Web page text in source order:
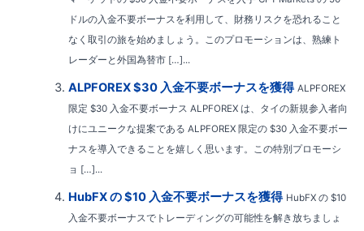
ドルの入金不要ボーナスを利用して、財務リスクを恐れること
なく取引の旅を始めましょう。このプロモーションは、熟練ト
レーダーと外国為替市 […]...
ALPFOREX $30 入金不要ボーナスを獲得 ALPFOREX
限定 $30 入金不要ボーナス ALPFOREX は、タイの新規参入者向
けにユニークな提案である ALPFOREX 限定の $30 入金不要ボー
ナスを導入できることを嬉しく思います。この特別プロモーシ
ョ […]...
HubFX の $10 入金不要ボーナスを獲得 HubFX の $10
入金不要ボーナスでトレーディングの可能性を解き放ちましょ